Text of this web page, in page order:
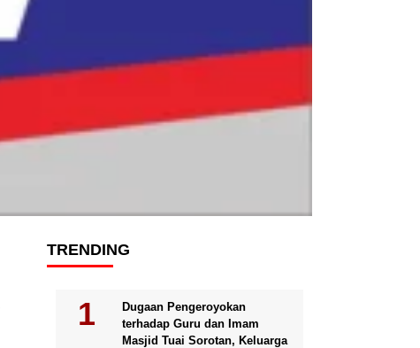
TRENDING
Dugaan Pengeroyokan
terhadap Guru dan Imam
Masjid Tuai Sorotan, Keluarga